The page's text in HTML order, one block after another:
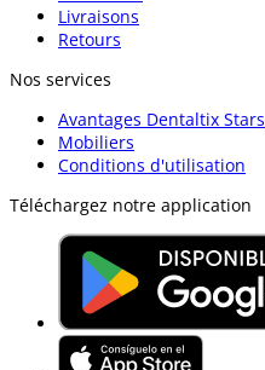
Livraisons
Retours
Nos services
Avantages Dentaltix Stars
Mobiliers
Conditions d'utilisation
Téléchargez notre application